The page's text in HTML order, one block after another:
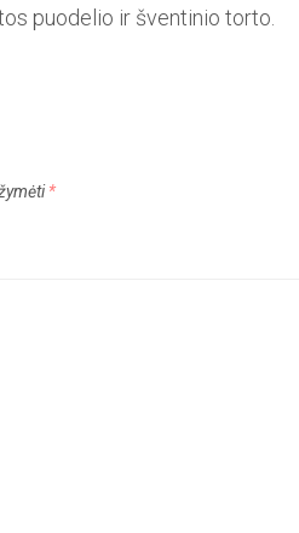
­puodelio ir šventinio torto.
*